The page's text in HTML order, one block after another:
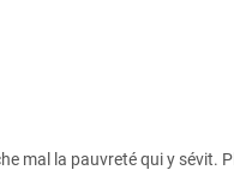
mal la pauvreté qui y sévit.